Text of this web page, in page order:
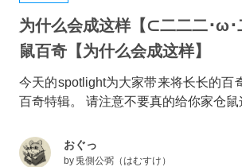
为什么会成这样【⊂二二二･ω
鼠百奇【为什么会成这样】
今天的spotlight为大家带来将长长的百
百奇特辑。 请注意不要真的给你家仓鼠
おぐっ
by 兎側公弼（はむすけ）